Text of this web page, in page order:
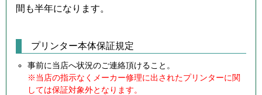
間も半年になります。
プリンター本体保証規定
事前に当店へ状況のご連絡頂けること。
※当店の指示なくメーカー修理に出されたプリンターに関
しては保証対象外となります。